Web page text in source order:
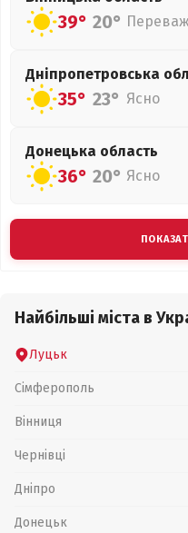
39° 20°
Дніпропетровська
35° 23° Ясно
Донецька область
36° 20° Ясно
Найбільші міста в
Луцьк
Сімферополь
Вінниця
Чернівці
Дніпро
Донецьк